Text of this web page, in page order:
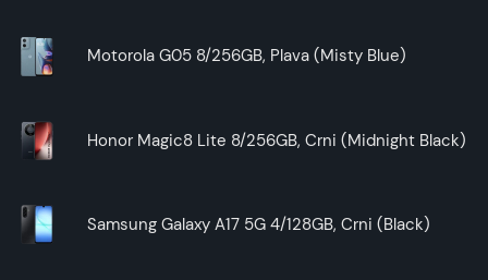
Motorola G05 8/256GB, Plava (Misty Blue)
Honor Magic8 Lite 8/256GB, Crni (Midnight Black)
Samsung Galaxy A17 5G 4/128GB, Crni (Black)